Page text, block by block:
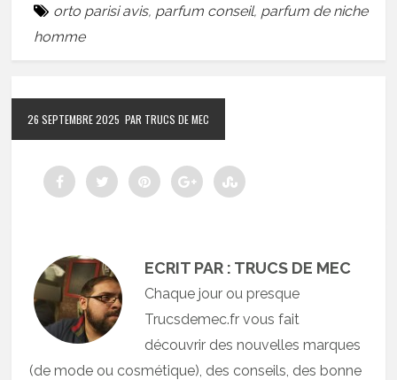
orto parisi avis, parfum conseil, parfum de niche
homme
26 SEPTEMBRE 2025 PAR TRUCS DE MEC
ECRIT PAR : TRUCS DE MEC
Chaque jour ou presque
Trucsdemec.fr vous fait
découvrir des nouvelles marques
(de mode ou cosmétique), des conseils, des bonne